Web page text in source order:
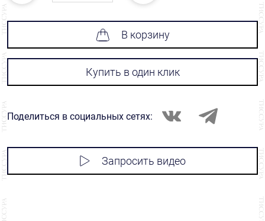
В корзину
Купить в один клик
Поделиться в социальных сетях:
Запросить видео